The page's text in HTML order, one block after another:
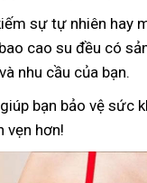
sự tự nhiên hay
cao su đều có
nhu cầu của bạn.
bạn bảo vệ sức
vẹn hơn!